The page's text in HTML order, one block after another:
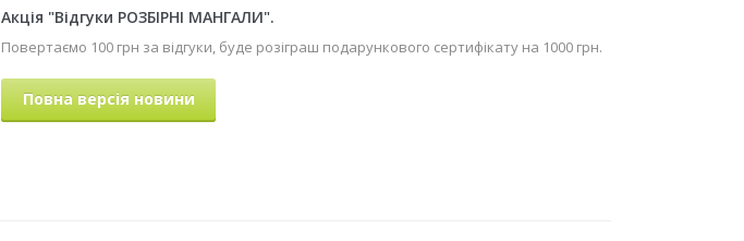
Акція "Відгуки РОЗБІРНІ МАНГАЛИ".
Повертаємо 100 грн за відгуки, буде розіграш подарункового сертифікату на 1000 грн.
Повна версія новини